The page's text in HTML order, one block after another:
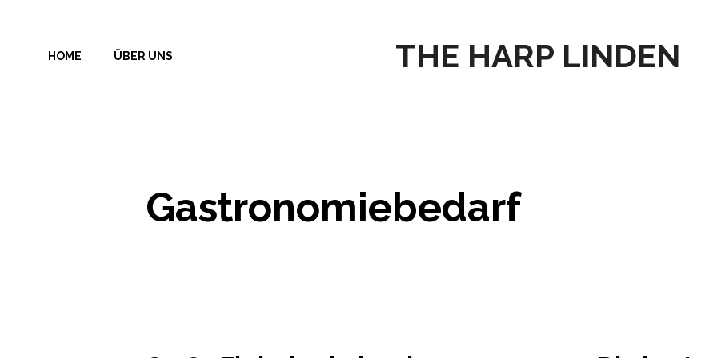
springen
THE HARP LINDEN
HOME ÜBER UNS
Gastronomiebedarf